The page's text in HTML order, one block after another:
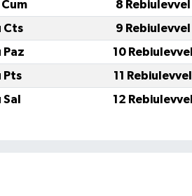
8
Cts
9
Paz
10
Pts
11
12